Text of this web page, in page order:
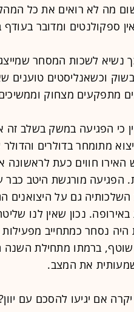
מה לא רואים את כל
ספקולנטים ומדובר
נשיא לשכות המסחר
וכשאנליסטים טוענים
מתפקעים מצחוק
כי הפגיעה במשק בשלב זה
מתומחר בדולרים
האירו חווים כעת
הפגיעה מורגשת היטב כבר
גם על היצואנים
נכון שאין לנו
נסחר כמתחייב
את המצב.
אם יגיעו להסכם עם